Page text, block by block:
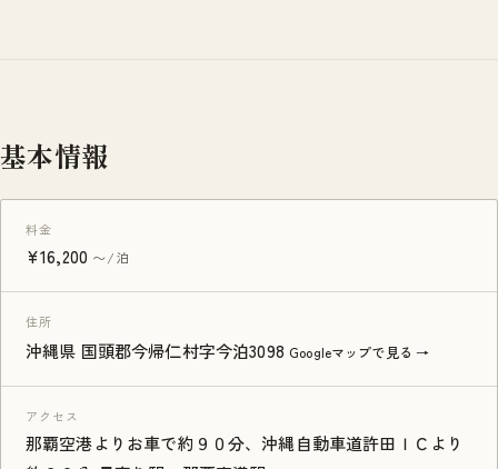
基本情報
料金
¥16,200 〜/泊
住所
沖縄県 国頭郡今帰仁村字今泊3098 Googleマップで見る →
アクセス
那覇空港よりお車で約９０分、沖縄自動車道許田ＩＣより